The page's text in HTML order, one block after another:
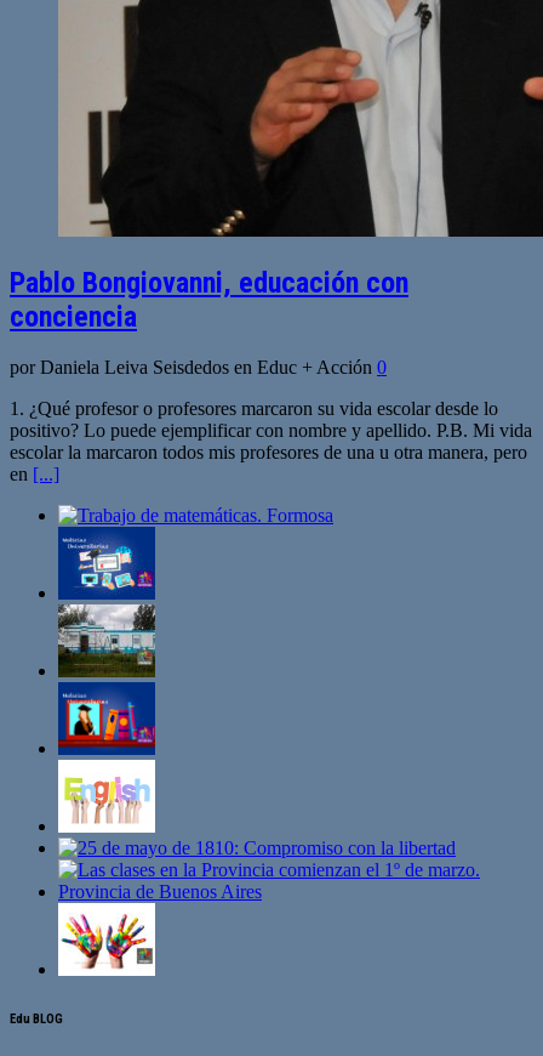
Pablo Bongiovanni, educación con
conciencia
por Daniela Leiva Seisdedos en Educ + Acción 0
1. ¿Qué profesor o profesores marcaron su vida escolar desde lo
positivo? Lo puede ejemplificar con nombre y apellido. P.B. Mi vida
escolar la marcaron todos mis profesores de una u otra manera, pero
en [...]
Edu BLOG